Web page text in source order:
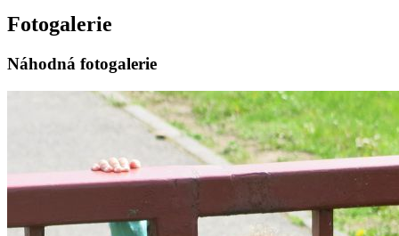
Fotogalerie
Náhodná fotogalerie